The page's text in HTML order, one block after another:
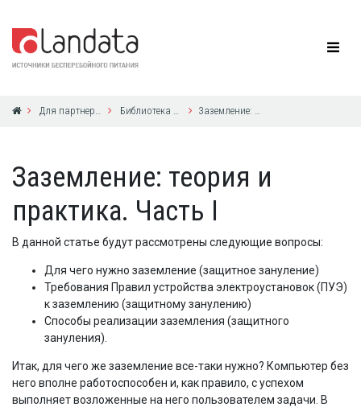
Для партнеров Библиотека по ИБП Заземление: теория и практика. Часть I
Заземление: теория и
практика. Часть I
В данной статье будут рассмотрены следующие вопросы:
Для чего нужно заземление (защитное зануление)
Требования Правил устройства электроустановок (ПУЭ)
к заземлению (защитному занулению)
Способы реализации заземления (защитного
зануления).
Итак, для чего же заземление все-таки нужно? Компьютер без
него вполне работоспособен и, как правило, с успехом
выполняет возложенные на него пользователем задачи. В